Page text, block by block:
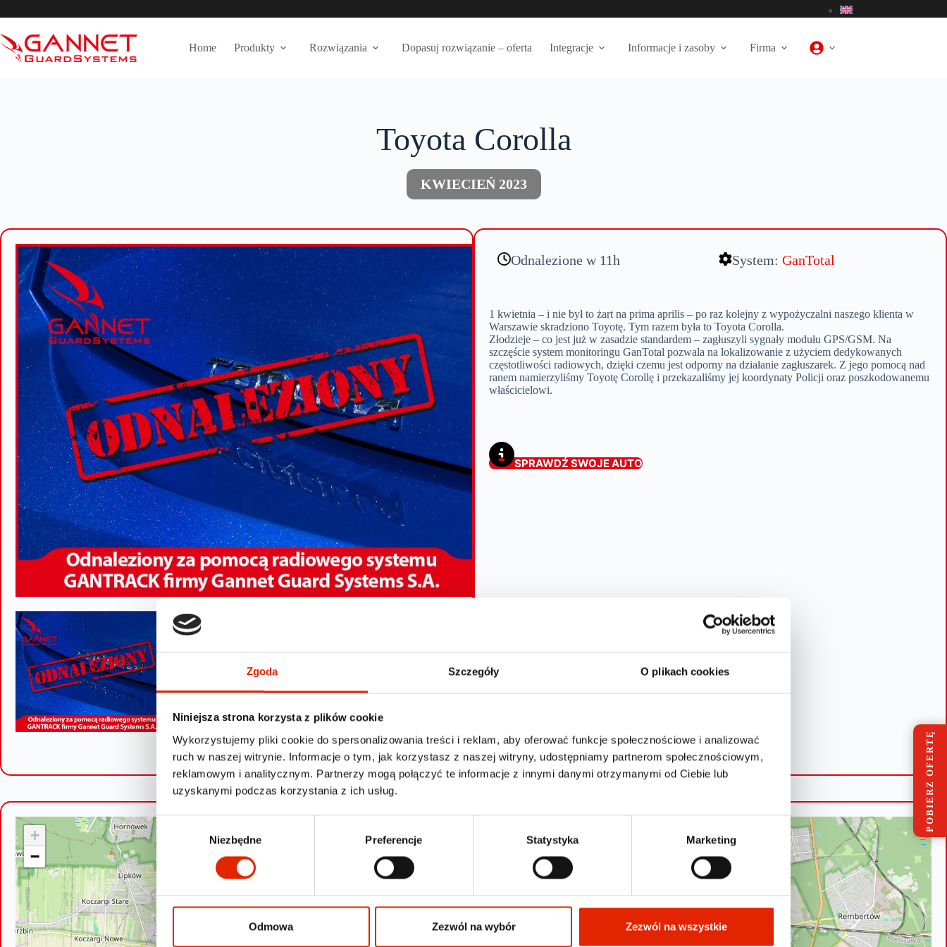
Zgoda Szczegóły O plikach cookies
Niniejsza strona korzysta z plików cookie
Wykorzystujemy pliki cookie do spersonalizowania treści i reklam, aby oferować funkcje społecznościowe i analizować
ruch w naszej witrynie. Informacje o tym, jak korzystasz z naszej witryny, udostępniamy partnerom społecznościowym,
reklamowym i analitycznym. Partnerzy mogą połączyć te informacje z innymi danymi otrzymanymi od Ciebie lub
uzyskanymi podczas korzystania z ich usług.
ó
r
z
g
o
Niezbędne Preferencje Statystyka Marketing
Odmowa Zezwól na wybór Zezwól na wszystkie
do
Home
Produkty Rozwiązania Dopasuj rozwiązanie – oferta Integracje Informacje i zasoby Firma
Toyota Corolla
KWIECIEŃ 2023
Odnalezione w 11h System: GanTotal
1 kwietnia – i nie był to żart na prima aprilis – po raz kolejny z wypożyczalni naszego klienta w
Warszawie skradziono Toyotę. Tym razem była to Toyota Corolla.
Złodzieje – co jest już w zasadzie standardem – zagłuszyli sygnały modułu GPS/GSM. Na
szczęście system monitoringu GanTotal pozwala na lokalizowanie z użyciem dedykowanych
częstotliwości radiowych, dzięki czemu jest odporny na działanie zagłuszarek. Z jego pomocą nad
ranem namierzyliśmy Toyotę Corollę i przekazaliśmy jej koordynaty Policji oraz poszkodowanemu
właścicielowi.
SPRAWDŹ SWOJE AUTO
+
−
POBIERZ OFERTĘ